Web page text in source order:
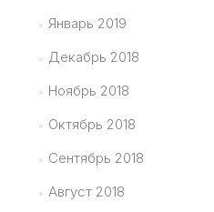
Январь 2019
Декабрь 2018
Ноябрь 2018
Октябрь 2018
Сентябрь 2018
Август 2018